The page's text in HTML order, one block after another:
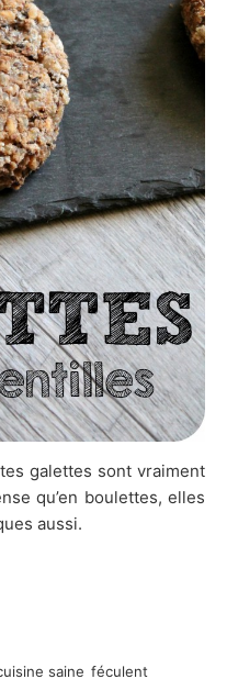
galettes sont vraiment
qu’en boulettes, elles
aussi.
saine féculent